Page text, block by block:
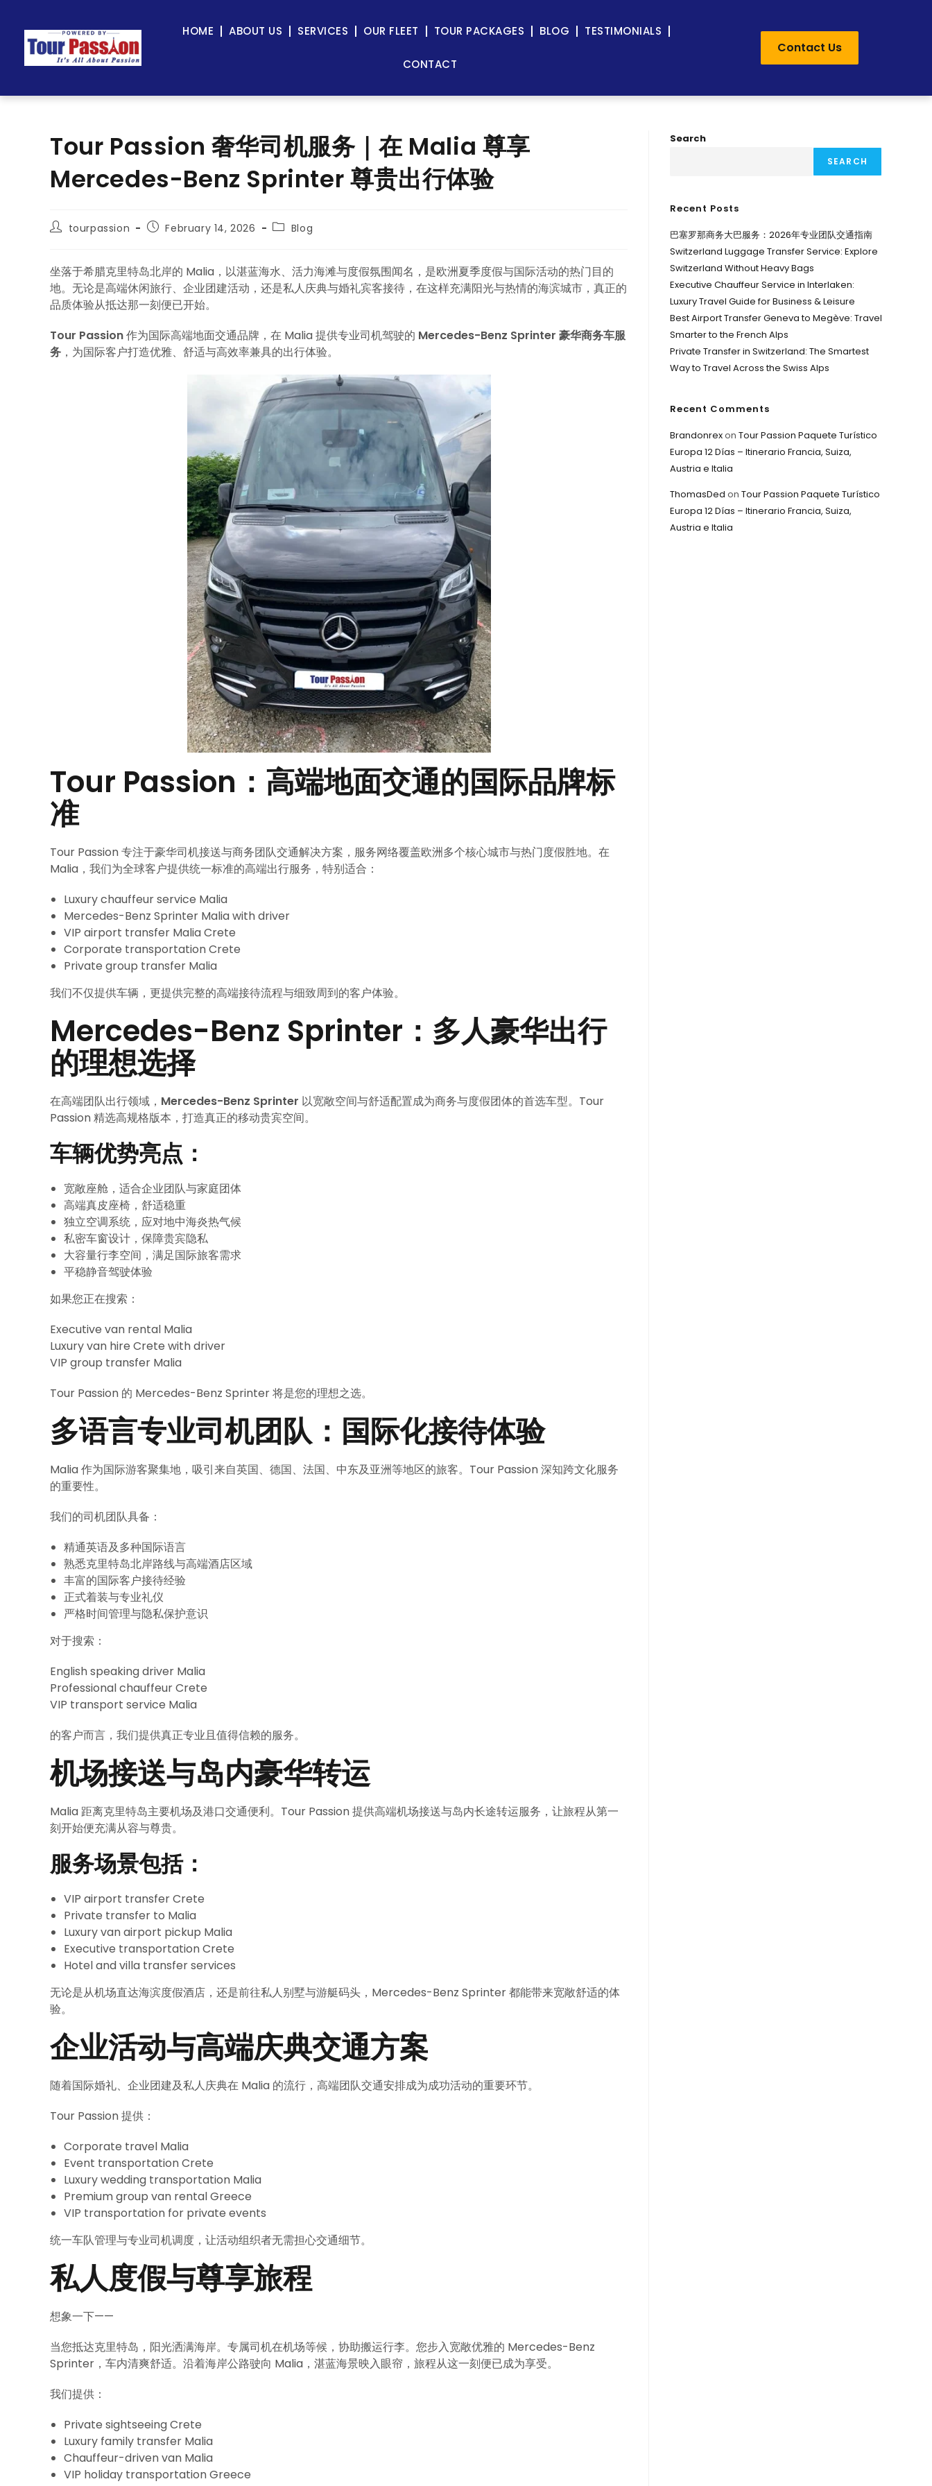
HOME ABOUT US SERVICES OUR FLEET TOUR PACKAGES BLOG TESTIMONIALS
CONTACT
Contact Us
Tour Passion 奢华司机服务｜在 Malia 尊享
Mercedes-Benz Sprinter 尊贵出行体验
tourpassion February 14, 2026 Blog
坐落于希腊克里特岛北岸的 Malia，以湛蓝海水、活力海滩与度假氛围闻名，是欧洲夏季度假与国际活动的热门目的
地。无论是高端休闲旅行、企业团建活动，还是私人庆典与婚礼宾客接待，在这样充满阳光与热情的海滨城市，真正的
品质体验从抵达那一刻便已开始。
Tour Passion作为国际高端地面交通品牌，在 Malia 提供专业司机驾驶的 Mercedes-Benz Sprinter 豪华商务车服
务 ，为国际客户打造优雅、舒适与高效率兼具的出行体验。
Tour Passion：高端地面交通的国际品牌标
准
Tour Passion 专注于豪华司机接送与商务团队交通解决方案，服务网络覆盖欧洲多个核心城市与热门度假胜地。在
Malia，我们为全球客户提供统一标准的高端出行服务，特别适合：
Luxury chauffeur service Malia
Mercedes-Benz Sprinter Malia with driver
VIP airport transfer Malia Crete
Corporate transportation Crete
Private group transfer Malia
我们不仅提供车辆，更提供完整的高端接待流程与细致周到的客户体验。
Mercedes-Benz Sprinter：多人豪华出行
的理想选择
在高端团队出行领域， Mercedes-Benz Sprinter 以宽敞空间与舒适配置成为商务与度假团体的首选车型。Tour
Passion 精选高规格版本，打造真正的移动贵宾空间。
车辆优势亮点：
宽敞座舱，适合企业团队与家庭团体
高端真皮座椅，舒适稳重
独立空调系统，应对地中海炎热气候
私密车窗设计，保障贵宾隐私
大容量行李空间，满足国际旅客需求
平稳静音驾驶体验
如果您正在搜索：
Executive van rental Malia
Luxury van hire Crete with driver
VIP group transfer Malia
Tour Passion 的 Mercedes-Benz Sprinter 将是您的理想之选。
多语言专业司机团队：国际化接待体验
Malia 作为国际游客聚集地，吸引来自英国、德国、法国、中东及亚洲等地区的旅客。Tour Passion 深知跨文化服务
的重要性。
我们的司机团队具备：
精通英语及多种国际语言
熟悉克里特岛北岸路线与高端酒店区域
丰富的国际客户接待经验
正式着装与专业礼仪
严格时间管理与隐私保护意识
对于搜索：
English speaking driver Malia
Professional chauffeur Crete
VIP transport service Malia
的客户而言，我们提供真正专业且值得信赖的服务。
机场接送与岛内豪华转运
Malia 距离克里特岛主要机场及港口交通便利。Tour Passion 提供高端机场接送与岛内长途转运服务，让旅程从第一
刻开始便充满从容与尊贵。
服务场景包括：
VIP airport transfer Crete
Private transfer to Malia
Luxury van airport pickup Malia
Executive transportation Crete
Hotel and villa transfer services
无论是从机场直达海滨度假酒店，还是前往私人别墅与游艇码头，Mercedes-Benz Sprinter 都能带来宽敞舒适的体
验。
企业活动与高端庆典交通方案
随着国际婚礼、企业团建及私人庆典在 Malia 的流行，高端团队交通安排成为成功活动的重要环节。
Tour Passion 提供：
Corporate travel Malia
Event transportation Crete
Luxury wedding transportation Malia
Premium group van rental Greece
VIP transportation for private events
统一车队管理与专业司机调度，让活动组织者无需担心交通细节。
私人度假与尊享旅程
想象一下——
当您抵达克里特岛，阳光洒满海岸。专属司机在机场等候，协助搬运行李。您步入宽敞优雅的 Mercedes-Benz
Sprinter，车内清爽舒适。沿着海岸公路驶向 Malia，湛蓝海景映入眼帘，旅程从这一刻便已成为享受。
我们提供：
Private sightseeing Crete
Luxury family transfer Malia
Chauffeur-driven van Malia
VIP holiday transportation Greece
Search
SEARCH
Recent Posts
巴塞罗那商务大巴服务：2026年专业团队交通指南
Switzerland Luggage Transfer Service: Explore
Switzerland Without Heavy Bags
Executive Chauffeur Service in Interlaken:
Luxury Travel Guide for Business & Leisure
Best Airport Transfer Geneva to Megève: Travel
Smarter to the French Alps
Private Transfer in Switzerland: The Smartest
Way to Travel Across the Swiss Alps
Recent Comments
Brandonrexon Tour Passion Paquete Turístico
Europa 12 Días – Itinerario Francia, Suiza,
Austria e Italia
ThomasDed on Tour Passion Paquete Turístico
Europa 12 Días – Itinerario Francia, Suiza,
Austria e Italia